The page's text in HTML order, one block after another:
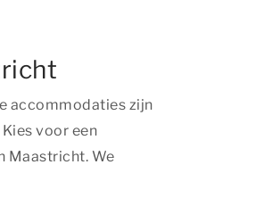
accommodaties zijn
voor een
Maastricht. We